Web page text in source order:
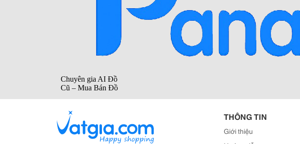
THÔNG TIN
Giới thiệu